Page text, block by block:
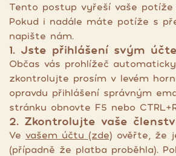
Tento postup vyřeší vaše
Pokud i nadále máte potíže s
napište nám.
1. Jste přihlášení svým
Občas vás prohlížeč
zkontrolujte prosím v levém
opravdu přihlášení správným
stránku obnovte F5 nebo
2. Zkontrolujte vaše
Ve vašem účtu (zde) ověřte, že
(případně že platba proběhla).